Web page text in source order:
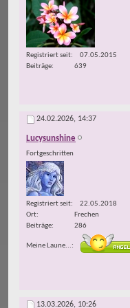
Registriert seit
07.05.2015
Beiträge
639
24.02.2026, 14:37
Lucysunshine
Fortgeschritten
Registriert seit
22.05.2018
Ort
Frechen
Beiträge
286
Meine Laune...
13.03.2026, 10:26